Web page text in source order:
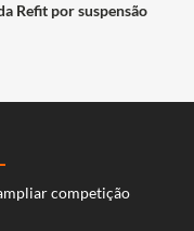
Refit por suspensão
competição